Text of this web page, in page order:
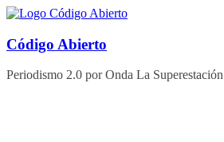
Saltar
contenido
Código Abierto
Periodismo 2.0 por Onda La Superestación